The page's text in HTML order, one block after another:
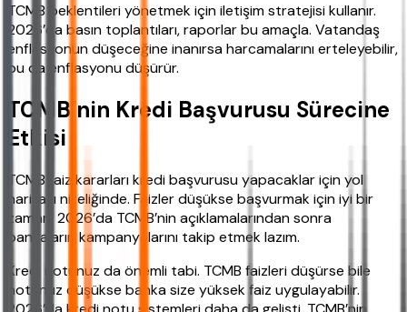
TCMB beklentileri yönetmek için iletişim stratejisi kullanır.
2026’da basın toplantıları, raporlar bu amaçla. Vatandaş
enflasyonun düşeceğine inanırsa harcamalarını erteleyebilir,
bu da enflasyonu düşürür.
TCMB’nin Kredi Başvurusu Sürecine
Etkisi
TCMB faiz kararları kredi başvurusu yapacaklar için yol
haritası niteliğinde. Faizler düşükse başvurmak için iyi bir
zaman. 2026’da TCMB’nin açıklamalarından sonra
bankaların kampanyalarını takip etmek lazım.
Kredi notunuz da önemli tabi. TCMB faizleri düşürse bile
notunuz düşükse banka size yüksek faiz uygulayabilir.